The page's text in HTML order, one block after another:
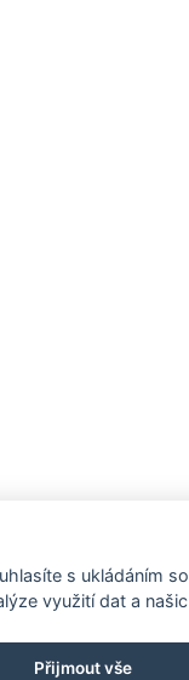
s ukládáním
využití dat a
Přijmout vše